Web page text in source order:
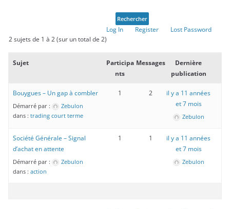
Log In Register
Lost Password
2 sujets de 1 à 2 (sur un total de 2)
Sujet
Participa
nts
Messages
Dernière
publication
Bouygues – Un gap à combler
Démarré par :
Zebulon
dans : trading court terme
1 2
il y a 11 années
et 7 mois
Zebulon
Société Générale – Signal
d’achat en attente
Démarré par :
Zebulon
dans : action
1 1
il y a 11 années
et 7 mois
Zebulon